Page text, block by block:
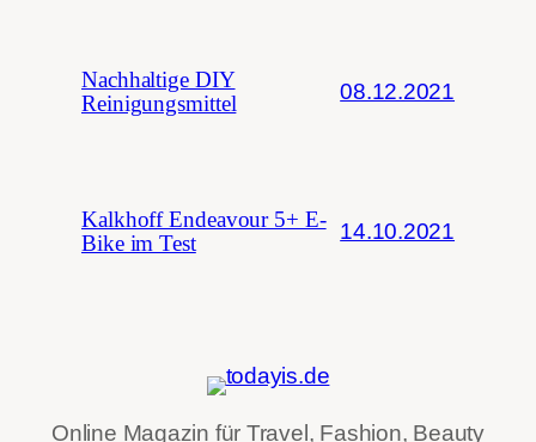
Nachhaltige DIY
Reinigungsmittel
08.12.2021
Kalkhoff Endeavour 5+ E-
Bike im Test
14.10.2021
Online Magazin für Travel, Fashion, Beauty